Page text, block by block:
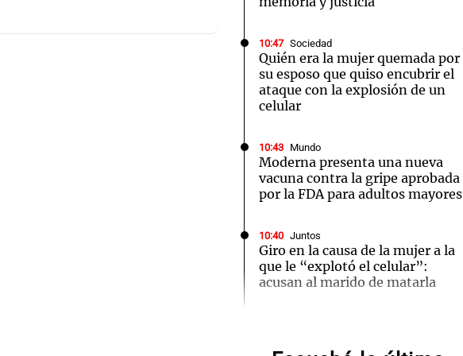
10:47 Sociedad
Quién era la mujer quemada por
su esposo que quiso encubrir el
ataque con la explosión de un
celular
10:43 Mundo
Moderna presenta una nueva
vacuna contra la gripe aprobada
por la FDA para adultos mayores
10:40 Juntos
Giro en la causa de la mujer a la
que le “explotó el celular”:
acusan al marido de matarla